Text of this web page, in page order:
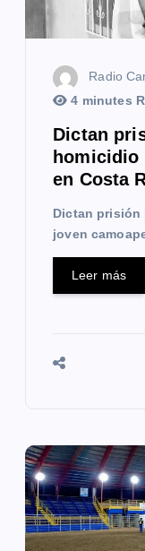
e
Radio
4 minutes
Dictan
homicidio
en Costa
Dictan prisión
joven
Leer más